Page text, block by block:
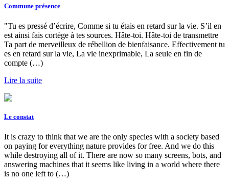
Commune présence
"Tu es pressé d’écrire, Comme si tu étais en retard sur la vie. S’il en
est ainsi fais cortège à tes sources. Hâte-toi. Hâte-toi de transmettre
Ta part de merveilleux de rébellion de bienfaisance. Effectivement tu
es en retard sur la vie, La vie inexprimable, La seule en fin de
compte (…)
Lire la suite
Le constat
It is crazy to think that we are the only species with a society based
on paying for everything nature provides for free. And we do this
while destroying all of it. There are now so many screens, bots, and
answering machines that it seems like living in a world where there
is no one left to (…)